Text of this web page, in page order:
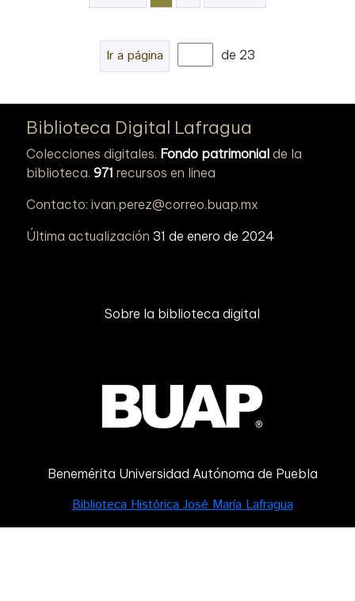
Ir a página de 23
Biblioteca Digital Lafragua
Colecciones digitales. Fondo patrimonial de la
biblioteca. 971 recursos en linea
Contacto: ivan.perez@correo.buap.mx
Última actualización 31 de enero de 2024
Sobre la biblioteca digital
Benemérita Universidad Autónoma de Puebla
Biblioteca Histórica José María Lafragua